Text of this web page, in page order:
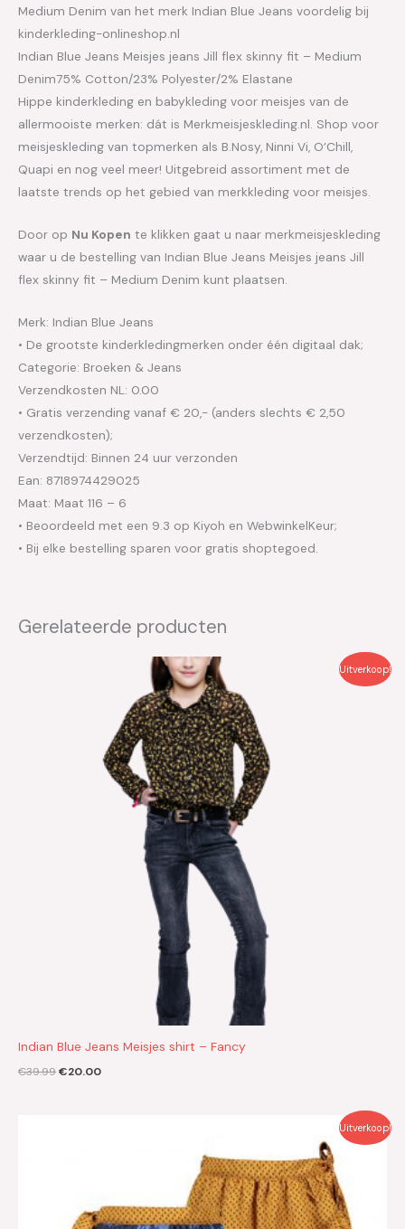
Medium Denim van het merk Indian Blue Jeans voordelig bij
kinderkleding-onlineshop.nl
Indian Blue Jeans Meisjes jeans Jill flex skinny fit – Medium
Denim75% Cotton/23% Polyester/2% Elastane
Hippe kinderkleding en babykleding voor meisjes van de
allermooiste merken: dát is Merkmeisjeskleding.nl. Shop voor
meisjeskleding van topmerken als B.Nosy, Ninni Vi, O’Chill,
Quapi en nog veel meer! Uitgebreid assortiment met de
laatste trends op het gebied van merkkleding voor meisjes.
Door op Nu Kopen te klikken gaat u naar merkmeisjeskleding
waar u de bestelling van Indian Blue Jeans Meisjes jeans Jill
flex skinny fit – Medium Denim kunt plaatsen.
Merk: Indian Blue Jeans
• De grootste kinderkledingmerken onder één digitaal dak;
Categorie: Broeken & Jeans
Verzendkosten NL: 0.00
• Gratis verzending vanaf € 20,- (anders slechts € 2,50
verzendkosten);
Verzendtijd: Binnen 24 uur verzonden
Ean: 8718974429025
Maat: Maat 116 – 6
• Beoordeeld met een 9.3 op Kiyoh en WebwinkelKeur;
• Bij elke bestelling sparen voor gratis shoptegoed.
Gerelateerde producten
Uitverkoop!
Indian Blue Jeans Meisjes shirt – Fancy
€39.99€20.00
€20.00.
Uitverkoop!